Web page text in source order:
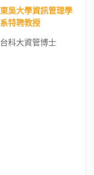
東吳大學資訊管理學
系特聘教授
台科大資管博士